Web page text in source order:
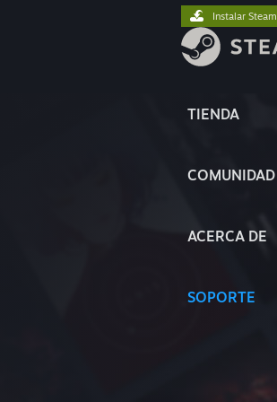
TIENDA
COMUNIDAD
ACERCA DE
SOPORTE
Instalar Steam